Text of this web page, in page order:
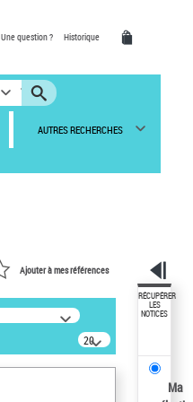
Une question ? Historique
AUTRES RECHERCHES
Ajouter à mes références
20
résultats/page
RÉCUPÉRER
LES
NOTICES
Ma